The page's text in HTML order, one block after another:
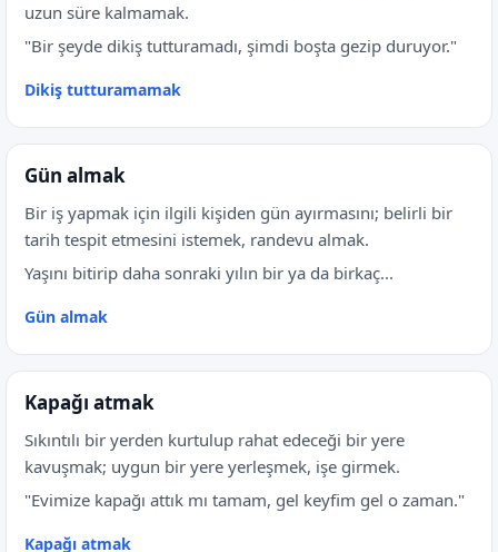
uzun süre kalmamak.
"Bir şeyde dikiş tutturamadı, şimdi boşta gezip duruyor."
Dikiş tutturamamak
Gün almak
Bir iş yapmak için ilgili kişiden gün ayırmasını; belirli bir
tarih tespit etmesini istemek, randevu almak.
Yaşını bitirip daha sonraki yılın bir ya da birkaç...
Gün almak
Kapağı atmak
Sıkıntılı bir yerden kurtulup rahat edeceği bir yere
kavuşmak; uygun bir yere yerleşmek, işe girmek.
"Evimize kapağı attık mı tamam, gel keyfim gel o zaman."
Kapağı atmak